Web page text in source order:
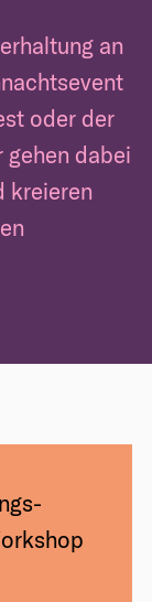
an
oder der
gehen dabei
kreieren